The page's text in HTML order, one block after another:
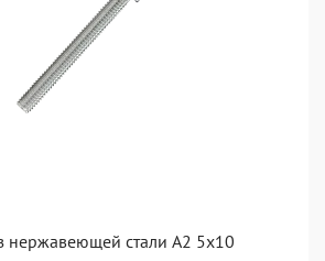
нержавеющей стали А2 5х10